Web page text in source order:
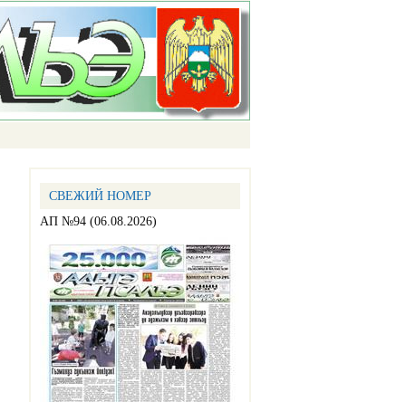
СВЕЖИЙ НОМЕР
АП №94 (06.08.2026)